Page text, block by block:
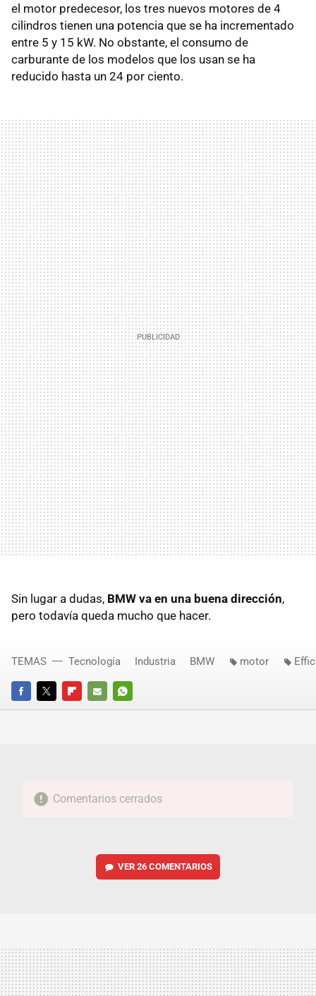
el motor predecesor, los tres nuevos motores de 4
cilindros tienen una potencia que se ha incrementado
entre 5 y 15 kW. No obstante, el consumo de
carburante de los modelos que los usan se ha
reducido hasta un 24 por ciento.
Sin lugar a dudas, BMW va en una buena dirección,
pero todavía queda mucho que hacer.
FACEBOOKTWITTERFLIPBOARD
E-
WHATSAPP
TEMAS Tecnología Industria BMW motor
Comentarios cerrados
VER 26 COMENTARIOS